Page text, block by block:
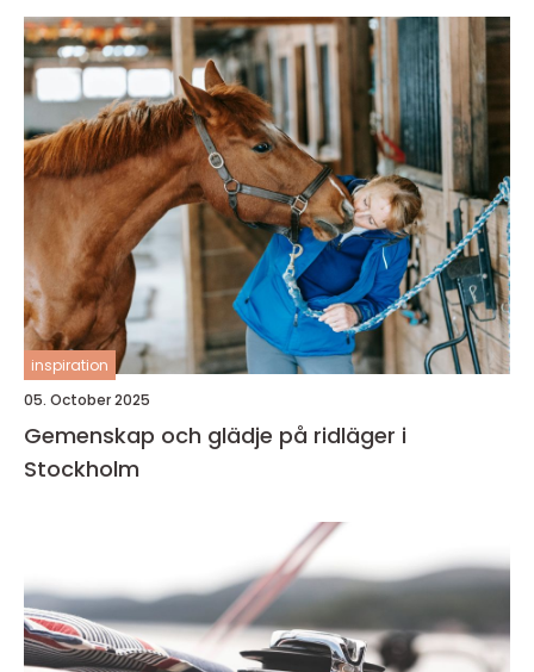
inspiration
05. October 2025
Gemenskap och glädje på ridläger i
Stockholm